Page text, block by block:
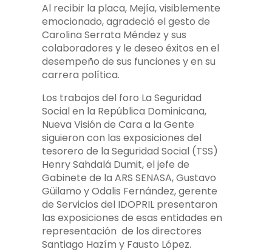
Al recibir la placa, Mejía, visiblemente
emocionado, agradeció el gesto de
Carolina Serrata Méndez y sus
colaboradores y le deseo éxitos en el
desempeño de sus funciones y en su
carrera política.
Los trabajos del foro La Seguridad
Social en la República Dominicana,
Nueva Visión de Cara a la Gente
siguieron con las exposiciones del
tesorero de la Seguridad Social (TSS)
Henry Sahdalá Dumit, el jefe de
Gabinete de la ARS SENASA, Gustavo
Güilamo y Odalis Fernández, gerente
de Servicios del IDOPRIL presentaron
las exposiciones de esas entidades en
representación de los directores
Santiago Hazím y Fausto López.